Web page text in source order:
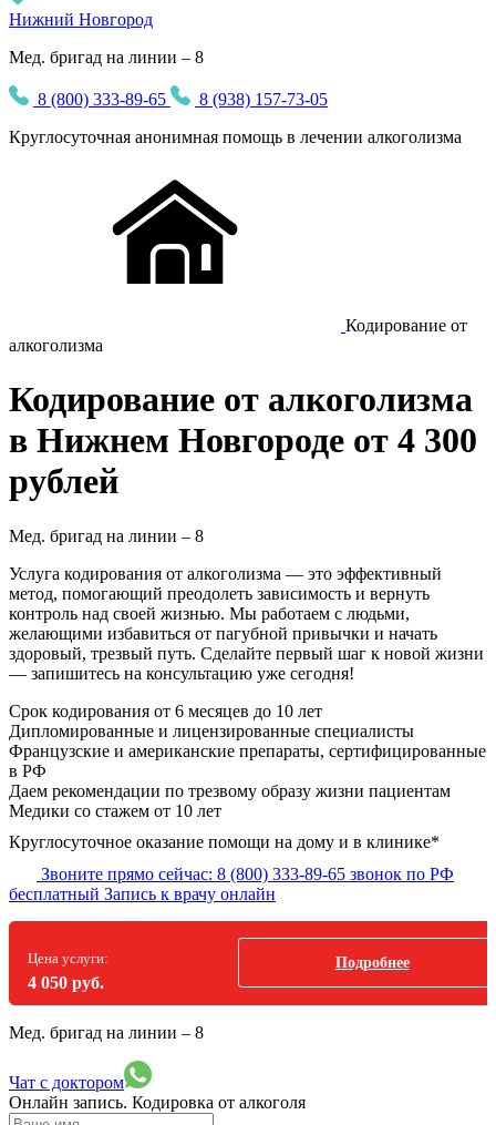
Нижний Новгород
Мед. бригад на линии – 8
8 (800) 333-89-65
8 (938) 157-73-05
Круглосуточная анонимная помощь в лечении алкоголизма
Кодирование от
алкоголизма
Кодирование от алкоголизма
в Нижнем Новгороде от 4 300
рублей
Мед. бригад на линии – 8
Услуга кодирования от алкоголизма — это эффективный
метод, помогающий преодолеть зависимость и вернуть
контроль над своей жизнью. Мы работаем с людьми,
желающими избавиться от пагубной привычки и начать
здоровый, трезвый путь. Сделайте первый шаг к новой жизни
— запишитесь на консультацию уже сегодня!
Срок кодирования от 6 месяцев до 10 лет
Дипломированные и лицензированные специалисты
Французские и американские препараты, сертифицированные
в РФ
Даем рекомендации по трезвому образу жизни пациентам
Медики со стажем от 10 лет
Круглосуточное оказание помощи на дому и в клинике*
Звоните прямо сейчас: 8 (800) 333-89-65 звонок по РФ
бесплатный Запись к врачу онлайн
Цена услуги:
4 050 руб.
Подробнее
Мед. бригад на линии – 8
Чат с доктором
Онлайн запись. Кодировка от алкоголя